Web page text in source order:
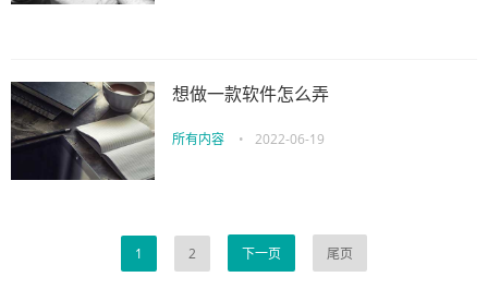
想做一款软件怎么弄
所有内容 • 2022-06-19
1 2 下一页 尾页